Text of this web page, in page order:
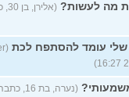
מה לעשות?
עומד להסתפח לכת